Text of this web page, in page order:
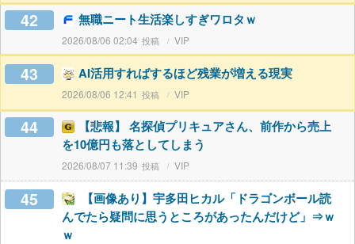
42 無職ニート生活楽しすぎワロタｗ
2026/08/06 02:04 VIP
43 AI活用すればするほど残業が増える現実
2026/08/06 12:41 VIP
44
【悲報】 名探偵プリキュアさん、前作から売上
を10億円も落としてしまう
2026/08/07 11:39 VIP
45
【画像あり】宇多田ヒカル「ドラゴンボール読
んでたら疑問に思うところがあったんだけど」⇒ｗ
ｗ